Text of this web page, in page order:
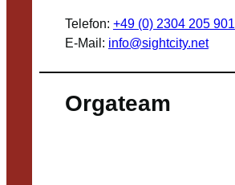
Telefon: +49 (0) 2304 205 901
E-Mail: info@sightcity.net
Orgateam